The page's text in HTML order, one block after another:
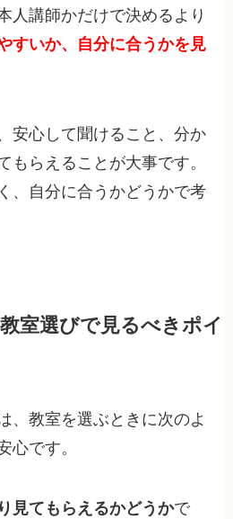
人講師かだけで決めるより
すいか、自分に合うかを見
安心して聞けること、分か
もらえることが大事です。
、自分に合うかどうかで考
室選びで見るべきポイ
、教室を選ぶときに次のよ
心です。
見てもらえるかどうかで